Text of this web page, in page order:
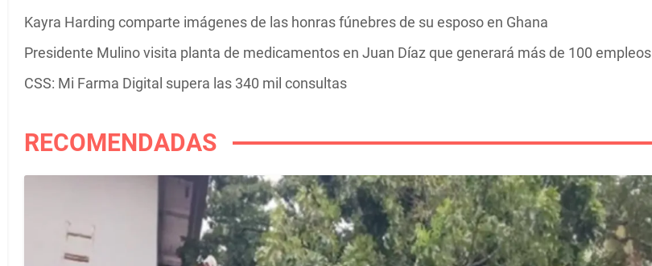
Kayra Harding comparte imágenes de las honras fúnebres de su esposo en Ghana
Presidente Mulino visita planta de medicamentos en Juan Díaz que generará más de 100 empleos
CSS: Mi Farma Digital supera las 340 mil consultas
RECOMENDADAS